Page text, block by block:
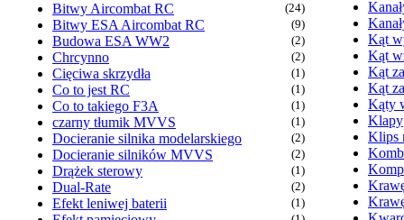
Bitwy Aircombat RC (24)
Bitwy ESA Aircombat RC (9)
Budowa ESA WW2 (2)
Chrcynno (2)
Cięciwa skrzydła (1)
Co to jest RC (1)
Co to takiego F3A (1)
czarny tłumik MVVS (1)
Docieranie silnika modelarskiego (2)
Docieranie silników MVVS (2)
Drążek sterowy (1)
Dual-Rate (2)
Efekt leniwej baterii (1)
Kąt
Kąt
Kąt
Kąt
Kąty
Klapy
Klips